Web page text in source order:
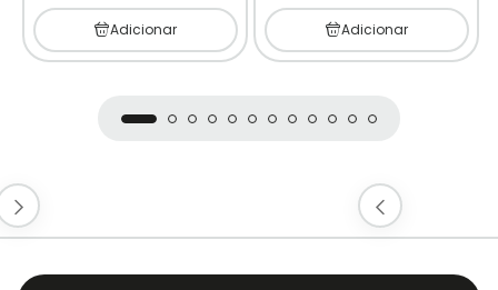
Adicionar Adicionar